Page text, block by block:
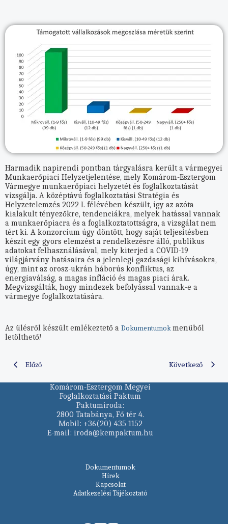
Harmadik napirendi pontban tárgyalásra került a vármegyei
Munkaerőpiaci Helyzetjelentése, mely Komárom-Esztergom
Vármegye munkaerőpiaci helyzetét és foglalkoztatását
vizsgálja. A középtávú foglalkoztatási Stratégia és
Helyzetelemzés 2022 I. félévében készült, így az azóta
kialakult tényezőkre, tendenciákra, melyek hatással vannak
a munkaerőpiacra és a foglalkoztatottságra, a vizsgálat nem
tért ki. A konzorcium úgy döntött, hogy saját teljesítésben
készít egy gyors elemzést a rendelkezésre álló, publikus
adatokat felhasználásával, mely kiterjed a COVID-19
világjárvány hatásaira és a jelenlegi gazdasági kihívásokra,
úgy, mint az orosz-ukrán háborús konfliktus, az
energiaválság, a magas infláció és magas piaci árak.
Megvizsgálták, hogy mindezek befolyással vannak-e a
vármegye foglalkoztatására.
Az ülésről készült emlékeztető a Dokumentumokmenüből
letölthető!
Előző Következő
Komárom-Esztergom Megyei
Foglalkoztatási Paktum
Paktumiroda:
2800 Tatabánya, Fő tér 4.
Mobil: +36(20) 435 1152
E-mail: iroda@kempaktum.hu
Dokumentumok
Hírek
Kapcsolat
Adatkezelési Tájékoztató